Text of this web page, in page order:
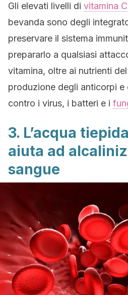
Gli elevati livelli di vitamina C
bevanda sono degli
preservare il sistema
prepararlo a qualsiasi
vitamina, oltre ai nutrienti
produzione degli anticorpi e
contro i virus, i batteri e i
3. L’acqua
aiuta ad
sangue